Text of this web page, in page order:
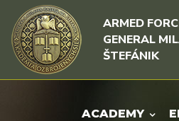
Skip to content
Skip to menu
ARMED
GENERAL
ŠTEFÁNIK
ACADEMY